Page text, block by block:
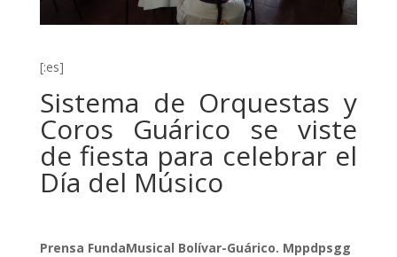
[:es]
Sistema de Orquestas y
Coros Guárico se viste
de fiesta para celebrar el
Día del Músico
Prensa FundaMusical Bolívar-Guárico. Mppdpsgg